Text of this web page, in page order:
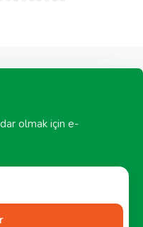
olmak için e-